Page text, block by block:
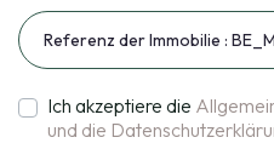
Ich akzeptiere die
und die